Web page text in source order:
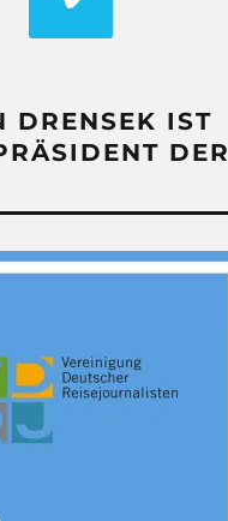
DRENSEK IST
DER